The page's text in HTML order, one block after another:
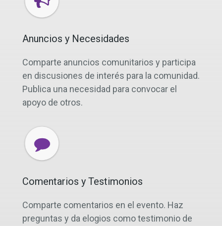
Anuncios y Necesidades
Comparte anuncios comunitarios y participa
en discusiones de interés para la comunidad.
Publica una necesidad para convocar el
apoyo de otros.
Comentarios y Testimonios
Comparte comentarios en el evento. Haz
preguntas y da elogios como testimonio de